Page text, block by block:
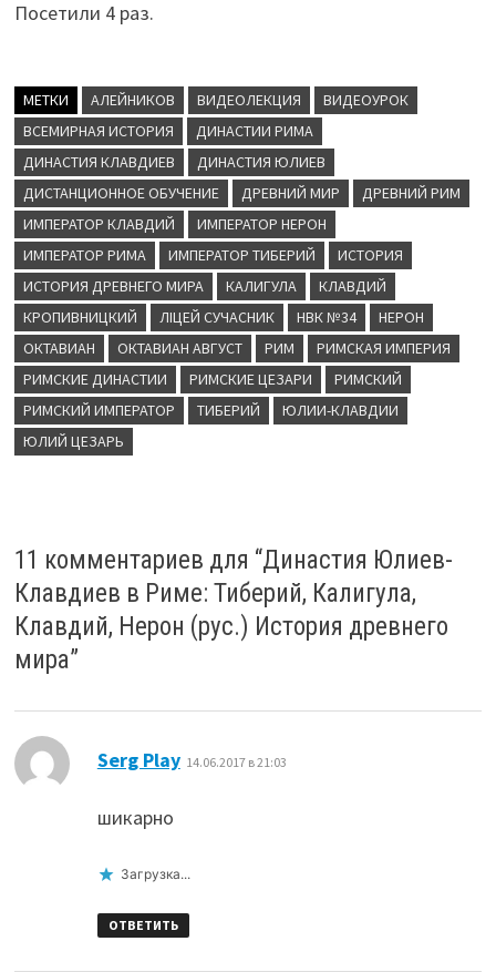
Посетили 4 раз.
МЕТКИ АЛЕЙНИКОВ ВИДЕОЛЕКЦИЯ
ВИДЕОУРОК
ВСЕМИРНАЯ ИСТОРИЯ
ДИНАСТИИ РИМА
ДИНАСТИЯ КЛАВДИЕВ
ДИНАСТИЯ ЮЛИЕВ
ДИСТАНЦИОННОЕ ОБУЧЕНИЕ
ДРЕВНИЙ МИР
ДРЕВНИЙ РИМ
ИМПЕРАТОР КЛАВДИЙ
ИМПЕРАТОР НЕРОН
ИМПЕРАТОР РИМА
ИМПЕРАТОР ТИБЕРИЙ
ИСТОРИЯ
ИСТОРИЯ ДРЕВНЕГО МИРА
КАЛИГУЛА
КЛАВДИЙ
КРОПИВНИЦКИЙ
ЛІЦЕЙ СУЧАСНИК НВК №34
НЕРОН
ОКТАВИАН
ОКТАВИАН АВГУСТ РИМ
РИМСКАЯ ИМПЕРИЯ
РИМСКИЕ ДИНАСТИИ
РИМСКИЕ ЦЕЗАРИ
РИМСКИЙ
РИМСКИЙ ИМПЕРАТОР
ТИБЕРИЙ
ЮЛИИ-КЛАВДИИ
ЮЛИЙ ЦЕЗАРЬ
11 комментариев для “Династия Юлиев-
Клавдиев в Риме: Тиберий, Калигула,
Клавдий, Нерон (рус.) История древнего
мира”
Serg Play: 14.06.2017 в 21:03
шикарно
Загрузка...
ОТВЕТИТЬ